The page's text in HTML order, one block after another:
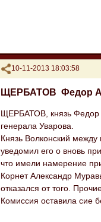
Поделиться
10-11-2013 18:03:58
ЩЕРБАТОВ Федор
ЩЕРБАТОВ, князь Федор
генерала Уварова.
Князь Волконский между
уведомил его о вновь
что имели намерение
Корнет Александр
отказался от того.
Комиссия оставила сие